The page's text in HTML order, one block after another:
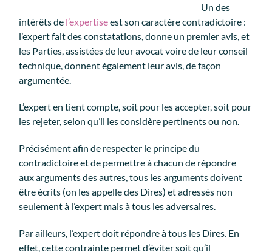
Un des
intérêts de l’expertiseest son caractère contradictoire :
l’expert fait des constatations, donne un premier avis, et
les Parties, assistées de leur avocat voire de leur conseil
technique, donnent également leur avis, de façon
argumentée.
L’expert en tient compte, soit pour les accepter, soit pour
les rejeter, selon qu’il les considère pertinents ou non.
Précisément afin de respecter le principe du
contradictoire et de permettre à chacun de répondre
aux arguments des autres, tous les arguments doivent
être écrits (on les appelle des Dires) et adressés non
seulement à l’expert mais à tous les adversaires.
Par ailleurs, l’expert doit répondre à tous les Dires. En
effet, cette contrainte permet d’éviter soit qu’il